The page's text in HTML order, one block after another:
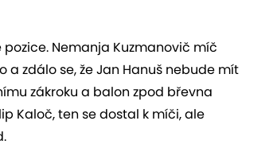
Nemanja Kuzmanovič míč
zdálo se, že Jan Hanuš nebude mít
zákroku a balon zpod břevna
Kaloč, ten se dostal k míči, ale